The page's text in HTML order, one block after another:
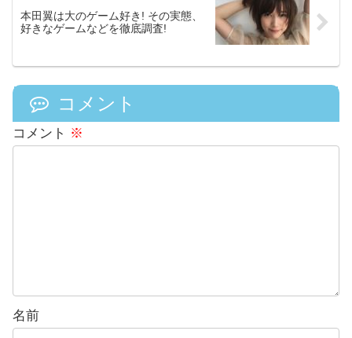
本田翼は大のゲーム好き! その実態、
好きなゲームなどを徹底調査!
コメント
コメント ※
名前